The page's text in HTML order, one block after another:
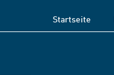
Startseite